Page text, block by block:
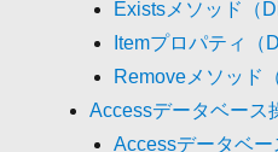
Existsメソッド（
Itemプロパティ（
Removeメソッド
Accessデータベース
Accessデータベ